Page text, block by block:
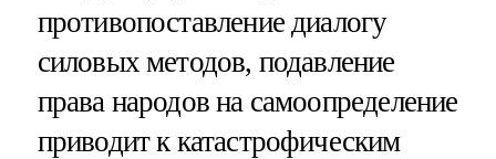
противопоставление диалогу
силовых методов, подавление
права народов на самоопределение
приводит к катастрофическим